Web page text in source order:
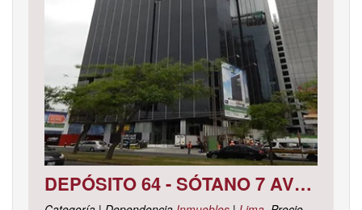
DEPÓSITO 64 - SÓTANO 7 AVENIDA CIRCUNVALACIÓN DEL CLUB GOLF LOS INCAS N° 152 URBANIZACIÓN LOTIZACIÓN CLUB GOLF LOS INCAS DISTRITO SANTIAGO DE SURCO, PROVINCIA Y DEPARTAMENTO DE LIMA